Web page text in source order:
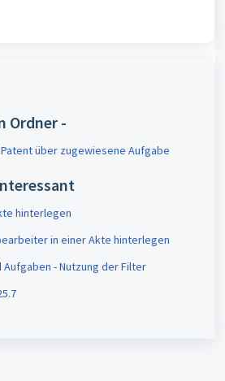
Ordner -
über zugewiesene Aufgabe
hinterlegen
in einer Akte hinterlegen
- Nutzung der Filter